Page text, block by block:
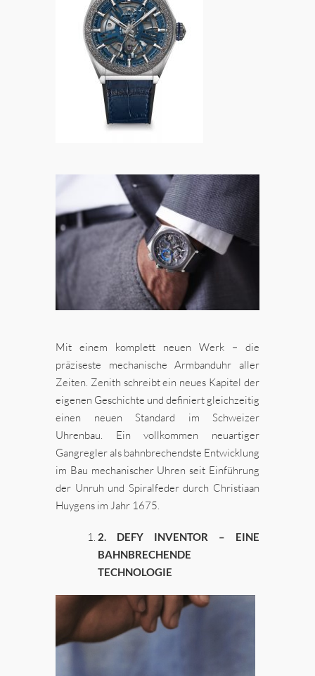
Mit einem komplett neuen Werk – die
präziseste mechanische Armbanduhr aller
Zeiten. Zenith schreibt ein neues Kapitel der
eigenen Geschichte und definiert gleichzeitig
einen neuen Standard im Schweizer
Uhrenbau. Ein vollkommen neuartiger
Gangregler als bahnbrechendste Entwicklung
im Bau mechanischer Uhren seit Einführung
der Unruh und Spiralfeder durch Christiaan
Huygens im Jahr 1675.
2. DEFY INVENTOR – EINE
BAHNBRECHENDE
TECHNOLOGIE